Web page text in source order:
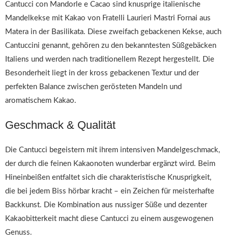
Cantucci con Mandorle e Cacao sind knusprige italienische
Mandelkekse mit Kakao von Fratelli Laurieri Mastri Fornai aus
Matera in der Basilikata. Diese zweifach gebackenen Kekse, auch
Cantuccini genannt, gehören zu den bekanntesten Süßgebäcken
Italiens und werden nach traditionellem Rezept hergestellt. Die
Besonderheit liegt in der kross gebackenen Textur und der
perfekten Balance zwischen gerösteten Mandeln und
aromatischem Kakao.
Geschmack & Qualität
Die Cantucci begeistern mit ihrem intensiven Mandelgeschmack,
der durch die feinen Kakaonoten wunderbar ergänzt wird. Beim
Hineinbeißen entfaltet sich die charakteristische Knusprigkeit,
die bei jedem Biss hörbar kracht – ein Zeichen für meisterhafte
Backkunst. Die Kombination aus nussiger Süße und dezenter
Kakaobitterkeit macht diese Cantucci zu einem ausgewogenen
Genuss.